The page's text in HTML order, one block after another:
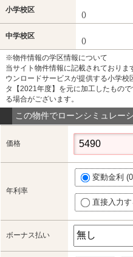
小学校区
()
中学校区
()
※物件情報の学区情報について
当サイト物件情報に記載されており
ウンロードサービスが提供する小学
タ【2021年度】を元に加工したもの
る場合がございます。
この物件でローンシミュレー
価格
年利率
変動金利
直接入力す
ボーナス払い